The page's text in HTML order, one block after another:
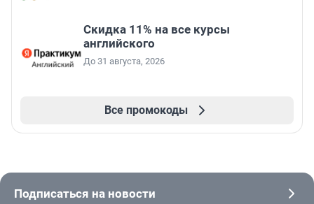
Скидка 11% на все курсы
английского
До 31 августа, 2026
Все промокоды
Подписаться на новости